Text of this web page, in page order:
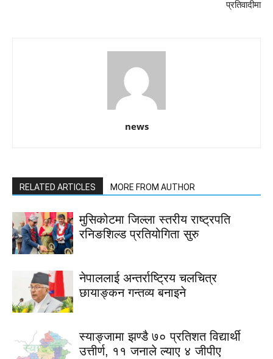
प्रतिवादीमा
news
RELATED ARTICLES MORE FROM AUTHOR
मुसिकोटमा जिल्ला स्तरीय राष्ट्रपति
रनिङशिल्ड प्रतियोगिता सुरु
नेपाललाई अन्तर्राष्ट्रिय चलचित्र
छायाङ्कन गन्तव्य बनाइने
स्याङ्जामा झण्डै ७० प्रतिशत विद्यार्थी
उत्तीर्ण, ११ जनाले ल्याए ४ जीपीए